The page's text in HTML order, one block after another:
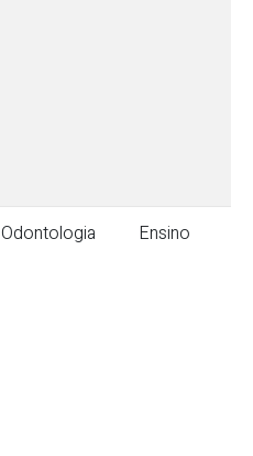
Odontologia Ensino